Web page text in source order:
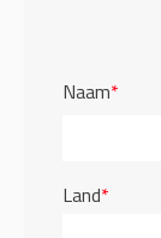
Naam*
Land*